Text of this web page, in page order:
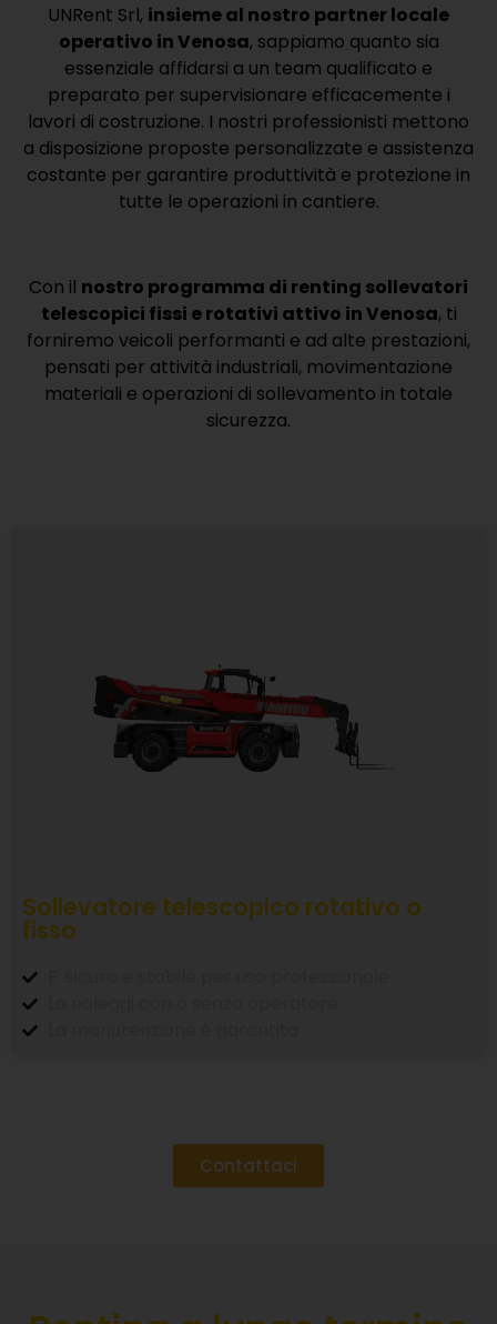
UNRent Srl, insieme al nostro partner locale
operativo in Venosa, sappiamo quanto sia
essenziale affidarsi a un team qualificato e
preparato per supervisionare efficacemente i
lavori di costruzione. I nostri professionisti mettono
a disposizione proposte personalizzate e assistenza
costante per garantire produttività e protezione in
tutte le operazioni in cantiere.
Con il nostro programma di renting sollevatori
telescopici fissi e rotativi attivo in Venosa, ti
forniremo veicoli performanti e ad alte prestazioni,
pensati per attività industriali, movimentazione
materiali e operazioni di sollevamento in totale
sicurezza.
Sollevatore telescopico rotativo o
fisso
Contattaci